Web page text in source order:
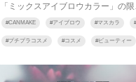
「ミックスアイブロウカラー」の限
#CANMAKE #アイブロウ #マスカラ #
#プチプラコスメ #コスメ #ビューティー